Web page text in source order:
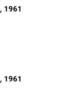
, 1961
, 1961